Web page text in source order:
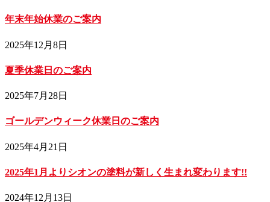
年末年始休業のご案内
2025年12月8日
夏季休業日のご案内
2025年7月28日
ゴールデンウィーク休業日のご案内
2025年4月21日
2025年1月よりシオンの塗料が新しく生まれ変わります!!
2024年12月13日